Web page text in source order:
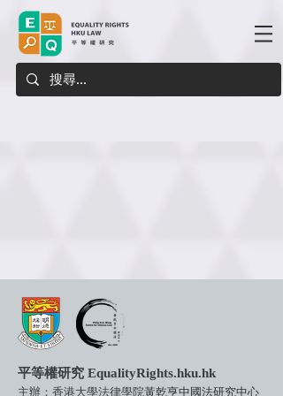
​平等權研究 EqualityRights.hku.hk
主辦：香港大學法律學院黃乾亨中國法研究中心